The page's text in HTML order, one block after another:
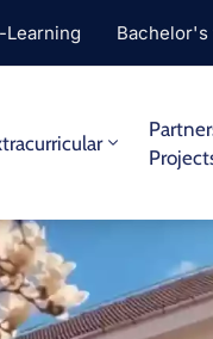
Learning Bachelor's